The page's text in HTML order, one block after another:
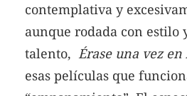
contemplativa y
aunque rodada con estilo
talento, Érase una vez
esas películas que